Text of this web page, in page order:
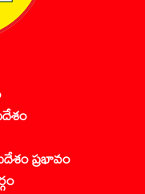
ప్రభావం